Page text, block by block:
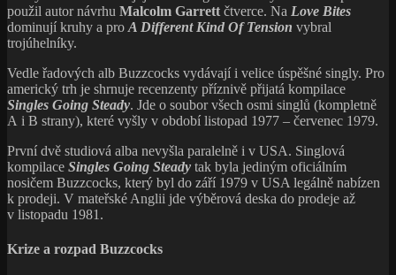
použil autor návrhu Malcolm Garrett čtverce. Na Love Bites
dominují kruhy a pro A Different Kind Of Tension vybral
trojúhelníky.
Vedle řadových alb Buzzcocks vydávají i velice úspěšné singly. Pro
americký trh je shrnuje recenzenty příznivě přijatá kompilace
Singles Going Steady. Jde o soubor všech osmi singlů (kompletně
A i B strany), které vyšly v období listopad 1977 – červenec 1979.
První dvě studiová alba nevyšla paralelně i v USA. Singlová
kompilace Singles Going Steady tak byla jediným oficiálním
nosičem Buzzcocks, který byl do září 1979 v USA legálně nabízen
k prodeji. V mateřské Anglii jde výběrová deska do prodeje až
v listopadu 1981.
Krize a rozpad Buzzcocks